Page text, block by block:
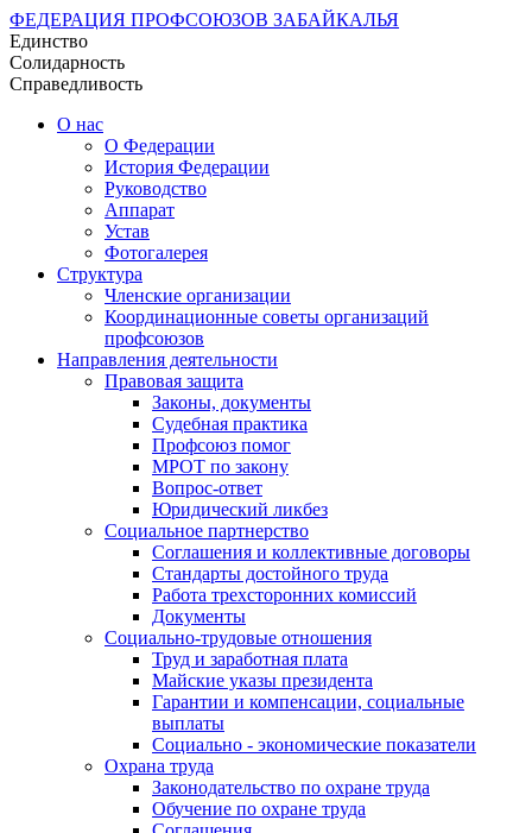
ФЕДЕРАЦИЯ ПРОФСОЮЗОВ ЗАБАЙКАЛЬЯ
Единство
Солидарность
Справедливость
О нас
О Федерации
История Федерации
Руководство
Аппарат
Устав
Фотогалерея
Структура
Членские организации
Координационные советы организаций
профсоюзов
Направления деятельности
Правовая защита
Законы, документы
Судебная практика
Профсоюз помог
МРОТ по закону
Вопрос-ответ
Юридический ликбез
Социальное партнерство
Соглашения и коллективные договоры
Стандарты достойного труда
Работа трехсторонних комиссий
Документы
Социально-трудовые отношения
Труд и заработная плата
Майские указы президента
Гарантии и компенсации, социальные
выплаты
Социально - экономические показатели
Охрана труда
Законодательство по охране труда
Обучение по охране труда